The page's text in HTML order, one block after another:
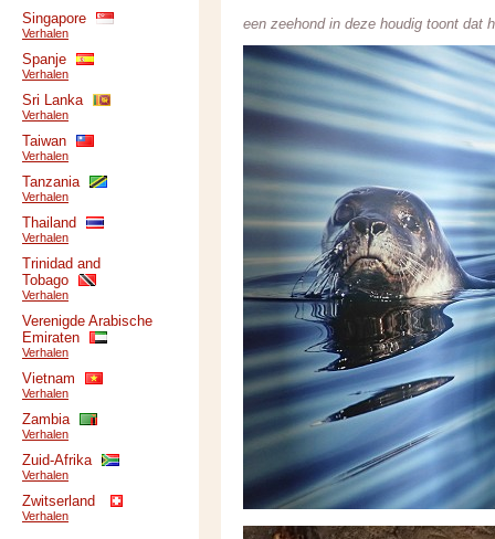
een zeehond in deze houdig toont dat
Singapore
Verhalen
Spanje
Verhalen
Sri Lanka
Verhalen
Taiwan
Verhalen
Tanzania
Verhalen
Thailand
Verhalen
Trinidad and
Tobago
Verhalen
Verenigde Arabische
Emiraten
Verhalen
Vietnam
Verhalen
Zambia
Verhalen
Zuid-Afrika
Verhalen
Zwitserland
Verhalen